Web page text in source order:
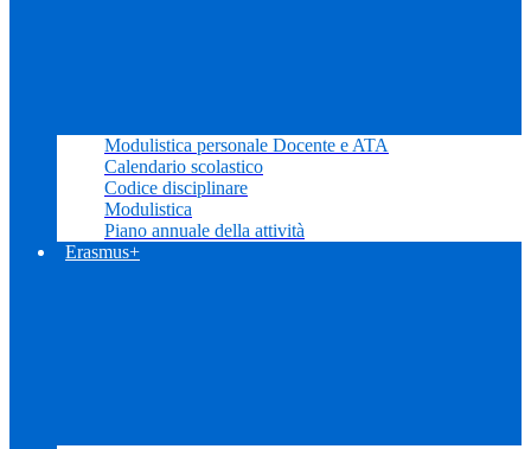
Modulistica personale Docente e ATA
Calendario scolastico
Codice disciplinare
Modulistica
Piano annuale della attività
Erasmus+